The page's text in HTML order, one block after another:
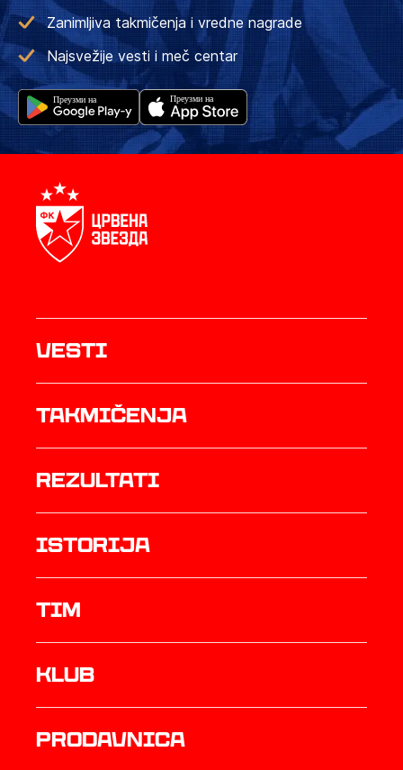
Zanimljiva takmičenja i vredne nagrade
Najsvežije vesti i meč centar
Vesti
Takmičenja
rezultati
istorija
TIM
Klub
prodavnica